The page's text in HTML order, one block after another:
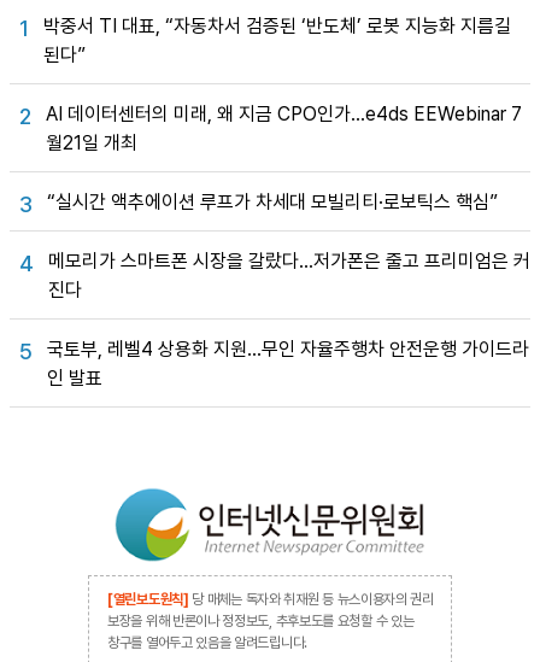
1
박중서 TI 대표, “자동차서 검증된 ‘반도체’ 로봇 지능화 지름길
된다”
2
AI 데이터센터의 미래, 왜 지금 CPO인가…e4ds EEWebinar 7
월21일 개최
3 “실시간 액추에이션 루프가 차세대 모빌리티·로보틱스 핵심”
4
메모리가 스마트폰 시장을 갈랐다…저가폰은 줄고 프리미엄은 커
진다
5
국토부, 레벨4 상용화 지원…무인 자율주행차 안전운행 가이드라
인 발표
[열린보도원칙] 당 매체는 독자와 취재원 등 뉴스이용자의 권리
보장을 위해 반론이나 정정보도, 추후보도를 요청할 수 있는
창구를 열어두고 있음을 알려드립니다.